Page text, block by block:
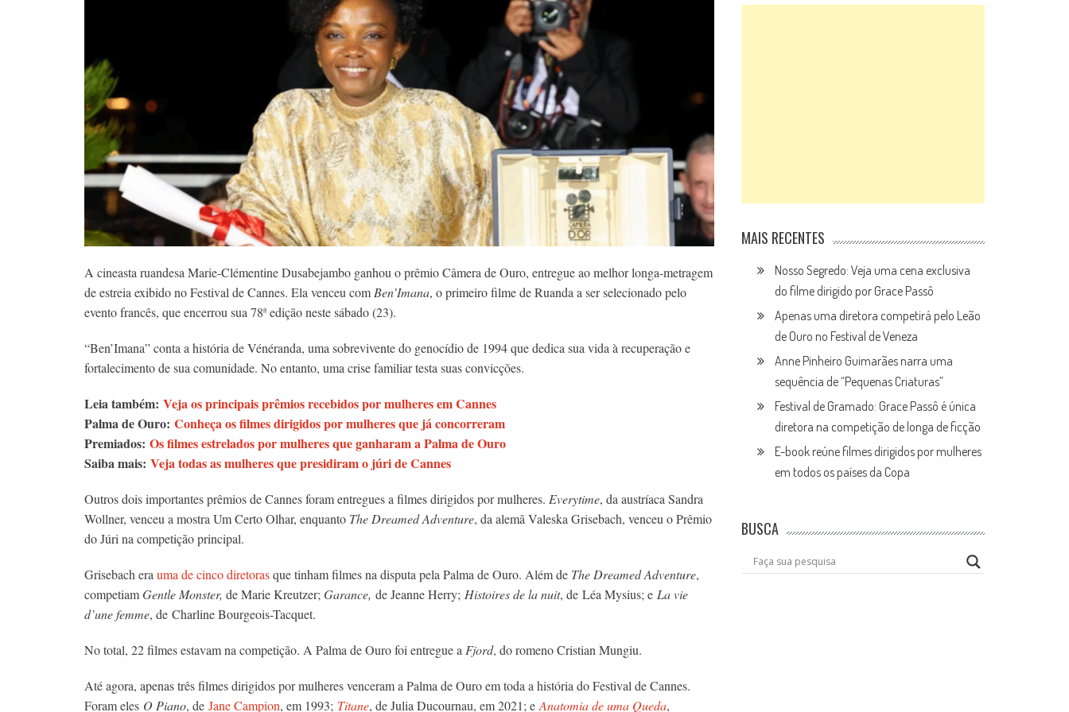
A cineasta ruandesa Marie-Clémentine Dusabejambo ganhou o prêmio Câmera de Ouro, entregue ao melhor longa-metragem
de estreia exibido no Festival de Cannes. Ela venceu comBen’Imana, o primeiro filme de Ruanda a ser selecionado pelo
evento francês, que encerrou sua 78ª edição neste sábado (23).
“Ben’Imana” conta a história de Vénéranda, uma sobrevivente do genocídio de 1994 que dedica sua vida à recuperação e
fortalecimento de sua comunidade. No entanto, uma crise familiar testa suas convicções.
Leia também: Veja os principais prêmios recebidos por mulheres em Cannes
Palma de Ouro: Conheça os filmes dirigidos por mulheres que já concorreram
Premiados: Os filmes estrelados por mulheres que ganharam a Palma de Ouro
Saiba mais: Veja todas as mulheres que presidiram o júri de Cannes
Outros dois importantes prêmios de Cannes foram entregues a filmes dirigidos por mulheres. Everytime, da austríaca Sandra
Wollner, venceu a mostra Um Certo Olhar, enquanto The Dreamed Adventure, da alemã Valeska Grisebach, venceu o Prêmio
do Júri na competição principal.
Grisebach erauma de cinco diretorasque tinham filmes na disputa pela Palma de Ouro. Além de The Dreamed Adventure,
competiamGentle Monster, de Marie Kreutzer;Garance, de Jeanne Herry; Histoires de la nuit, de Léa Mysius; e La vie
d’une femme, de Charline Bourgeois-Tacquet.
No total, 22 filmes estavam na competição. A Palma de Ouro foi entregue aFjord, do romeno Cristian Mungiu.
Até agora, apenas três filmes dirigidos por mulheres venceram a Palma de Ouro em toda a história do Festival de Cannes.
Foram eles O Piano, de Jane Campion, em 1993; Titane, de Julia Ducournau, em 2021; eAnatomia de uma Queda,
MAIS RECENTES
Nosso Segredo: Veja uma cena exclusiva
do filme dirigido por Grace Passô
Apenas uma diretora competirá pelo Leão
de Ouro no Festival de Veneza
Anne Pinheiro Guimarães narra uma
sequência de “Pequenas Criaturas”
Festival de Gramado: Grace Passô é única
diretora na competição de longa de ficção
E-book reúne filmes dirigidos por mulheres
em todos os países da Copa
BUSCA